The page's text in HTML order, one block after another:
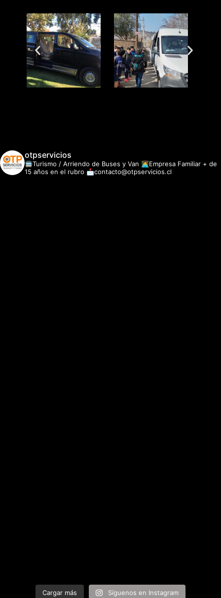
otpservicios
🚍Turismo / Arriendo de Buses y Van 👩‍💻Empresa Familiar + de
15 años en el rubro 📩contacto@otpservicios.cl
Cargar más Síguenos en Instagram